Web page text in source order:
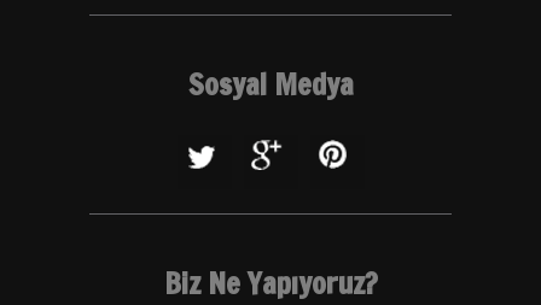
Sosyal Medya
Biz Ne Yapıyoruz?